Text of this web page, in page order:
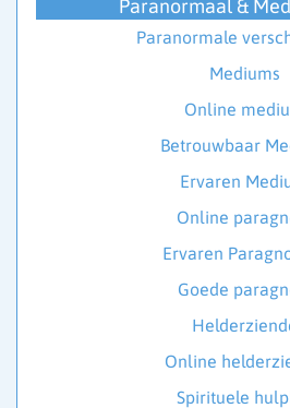
Paranormaal &
Paranormale
Mediums
Online
Betrouwbaar
Ervaren
Online
Ervaren
Goede
Online
Spirituele